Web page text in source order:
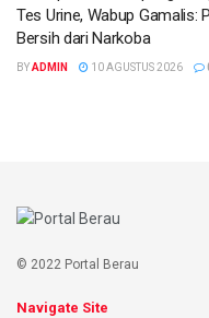
Tes Urine, Wabup Gamalis:
Bersih dari Narkoba
BYADMIN 10 AGUSTUS 2026
© 2022 Portal Berau
Navigate Site